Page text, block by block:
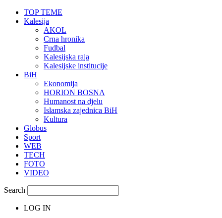
TOP TEME
Kalesija
AKOL
Crna hronika
Fudbal
Kalesijska raja
Kalesijske institucije
BiH
Ekonomija
HORION BOSNA
Humanost na djelu
Islamska zajednica BiH
Kultura
Globus
Sport
WEB
TECH
FOTO
VIDEO
Search
LOG IN